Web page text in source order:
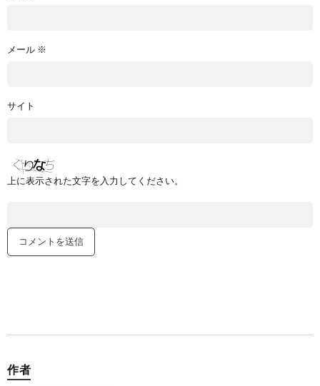
メール ※
サイト
上に表示された文字を入力してください。
作者